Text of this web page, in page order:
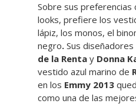
Sobre sus preferencias
looks, prefiere los
lápiz, los monos, el
negro. Sus
de la Renta y Donna
vestido azul marino de
en los Emmy 2013
como una de las